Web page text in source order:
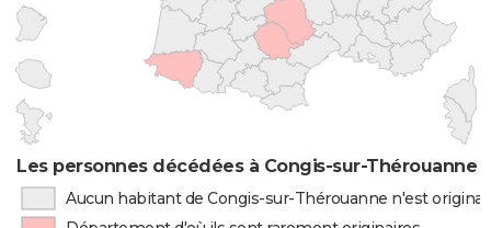
Les personnes décédées à Congis-sur-Thérouanne
Aucun habitant de Congis-sur-Thérouanne n'est